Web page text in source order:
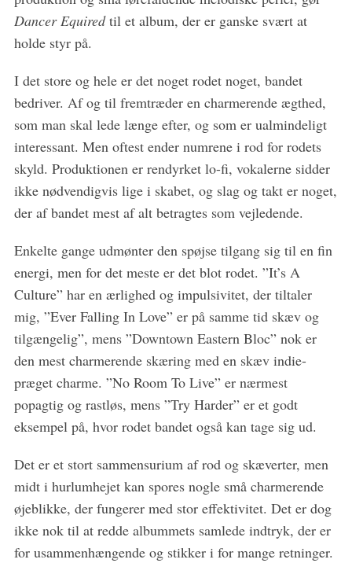
Dancer Equiredtil et album, der er ganske svært at
holde styr på.
I det store og hele er det noget rodet noget, bandet
bedriver. Af og til fremtræder en charmerende ægthed,
som man skal lede længe efter, og som er ualmindeligt
interessant. Men oftest ender numrene i rod for rodets
skyld. Produktionen er rendyrket lo-fi, vokalerne sidder
ikke nødvendigvis lige i skabet, og slag og takt er noget,
der af bandet mest af alt betragtes som vejledende.
Enkelte gange udmønter den spøjse tilgang sig til en fin
energi, men for det meste er det blot rodet. ”It’s A
Culture” har en ærlighed og impulsivitet, der tiltaler
mig, ”Ever Falling In Love” er på samme tid skæv og
tilgængelig”, mens ”Downtown Eastern Bloc” nok er
den mest charmerende skæring med en skæv indie-
præget charme. ”No Room To Live” er nærmest
popagtig og rastløs, mens ”Try Harder” er et godt
eksempel på, hvor rodet bandet også kan tage sig ud.
Det er et stort sammensurium af rod og skæverter, men
midt i hurlumhejet kan spores nogle små charmerende
øjeblikke, der fungerer med stor effektivitet. Det er dog
ikke nok til at redde albummets samlede indtryk, der er
for usammenhængende og stikker i for mange retninger.